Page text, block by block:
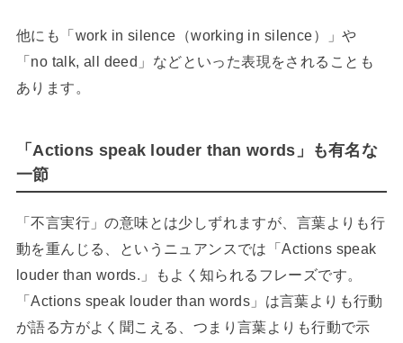
他にも「work in silence（working in silence）」や
「no talk, all deed」などといった表現をされることも
あります。
「Actions speak louder than words」も有名な
一節
「不言実行」の意味とは少しずれますが、言葉よりも行
動を重んじる、というニュアンスでは「Actions speak
louder than words.」もよく知られるフレーズです。
「Actions speak louder than words」は言葉よりも行動
が語る方がよく聞こえる、つまり言葉よりも行動で示